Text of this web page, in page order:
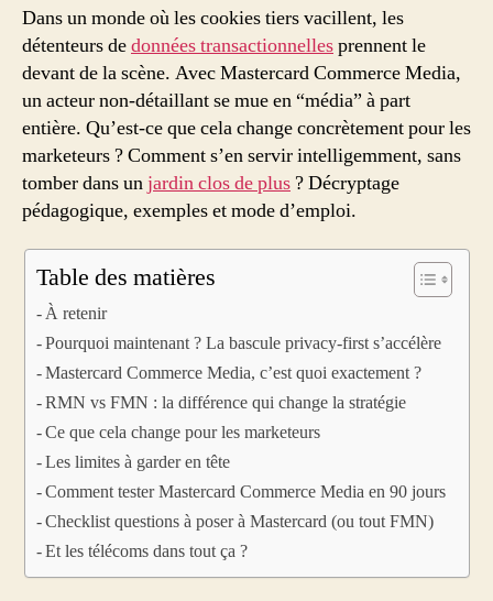
et
votre
banque
devenait
votre
nouveau
réseau
publicitaire
?
Dans un monde où les cookies tiers vacillent, les
détenteurs dedonnées transactionnellesprennent le
devant de la scène. Avec Mastercard Commerce Media,
un acteur non-détaillant se mue en “média” à part
entière. Qu’est-ce que cela change concrètement pour les
marketeurs ? Comment s’en servir intelligemment, sans
tomber dans unjardin clos de plus ? Décryptage
pédagogique, exemples et mode d’emploi.
Table des matières
À retenir
Pourquoi maintenant ? La bascule privacy-first s’accélère
Mastercard Commerce Media, c’est quoi exactement ?
RMN vs FMN : la différence qui change la stratégie
Ce que cela change pour les marketeurs
Les limites à garder en tête
Comment tester Mastercard Commerce Media en 90 jours
Checklist questions à poser à Mastercard (ou tout FMN)
Et les télécoms dans tout ça ?